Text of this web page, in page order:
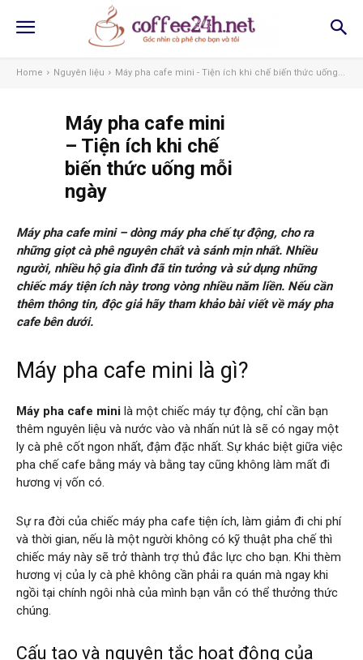
Home Nguyên liệu Máy pha cafe mini - Tiện ích khi chế biến thức uống...
Máy pha cafe mini
– Tiện ích khi chế
biến thức uống mỗi
ngày
Máy pha cafe mini – dòng máy pha chế tự động, cho ra
những giọt cà phê nguyên chất và sánh mịn nhất. Nhiều
người, nhiều hộ gia đình đã tin tưởng và sử dụng những
chiếc máy tiện ích này trong vòng nhiều năm liền. Nếu cần
thêm thông tin, độc giả hãy tham khảo bài viết về máy pha
cafe bên dưới.
Máy pha cafe mini là gì?
Máy pha cafe mini là một chiếc máy tự động, chỉ cần bạn
thêm nguyên liệu và nước vào và nhấn nút là sẽ có ngay một
ly cà phê cốt ngon nhất, đậm đặc nhất. Sự khác biệt giữa việc
pha chế cafe bằng máy và bằng tay cũng không làm mất đi
hương vị vốn có.
Sự ra đời của chiếc máy pha cafe tiện ích, làm giảm đi chi phí
và thời gian, nếu là một người không có kỹ thuật pha chế thì
chiếc máy này sẽ trở thành trợ thủ đắc lực cho bạn. Khi thèm
hương vị của ly cà phê không cần phải ra quán mà ngay khi
ngồi tại chính ngôi nhà của mình bạn vẫn có thể thưởng thức
chúng.
Cấu tạo và nguyên tắc hoạt động của